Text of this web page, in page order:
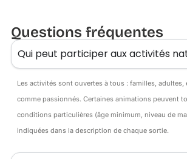
Questions fréquentes
Qui peut participer aux activités
Les activités sont ouvertes à tous : familles,
comme passionnés. Certaines animations peuvent
conditions particulières (âge minimum, niveau de
indiquées dans la description de chaque sortie.